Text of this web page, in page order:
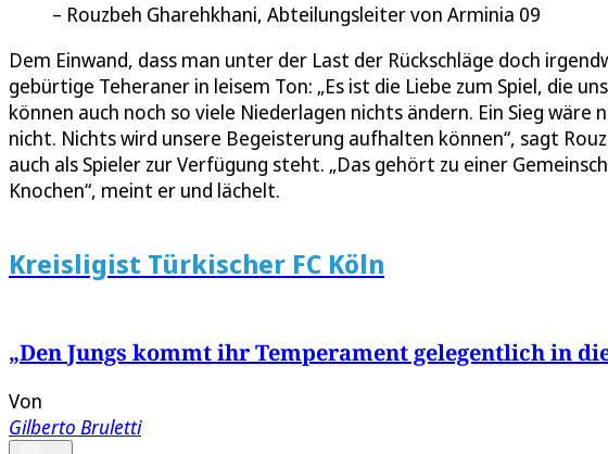
Rouzbeh Gharehkhani, Abteilungsleiter von Arminia 09
Dem Einwand, dass man unter der Last der Rückschläge doch
gebürtige Teheraner in leisem Ton: „Es ist die Liebe zum Spiel, die
können auch noch so viele Niederlagen nichts ändern. Ein Sieg
nicht. Nichts wird unsere Begeisterung aufhalten können“, sagt
auch als Spieler zur Verfügung steht. „Das gehört zu einer
Knochen“, meint er und lächelt.
Kreisligist Türkischer FC Köln
„Den Jungs kommt ihr Temperament gelegentlich in
Von
Gilberto Bruletti